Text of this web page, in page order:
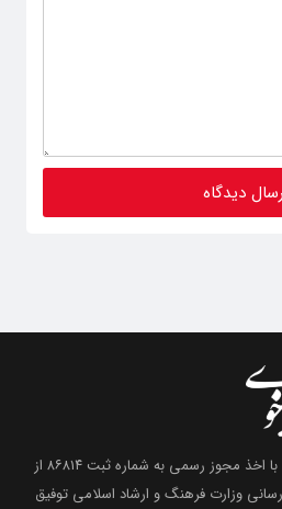
با اخذ مجوز رسمی به شماره ثبت ۸۶۸۱۴ از
وزارت فرهنگ و ارشاد اسلامی توفیق